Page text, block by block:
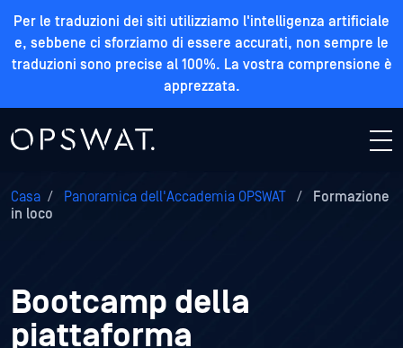
Per le traduzioni dei siti utilizziamo l'intelligenza artificiale
e, sebbene ci sforziamo di essere accurati, non sempre le
traduzioni sono precise al 100%. La vostra comprensione è
apprezzata.
Casa / Panoramica dell'Accademia OPSWAT /
Formazione
in loco
Bootcamp della
piattaforma